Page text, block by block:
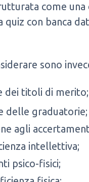
come una
quiz con banca
sono
dei titoli di merito;
delle graduatorie;
agli
intellettiva;
psico-fisici;